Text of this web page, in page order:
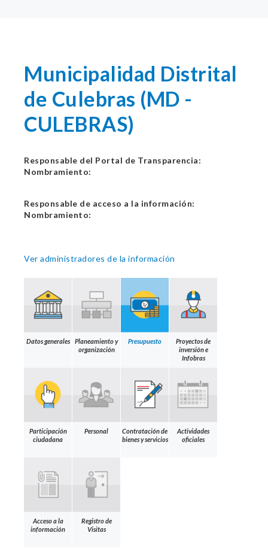
Municipalidad Distrital
de Culebras (MD -
CULEBRAS)
Responsable del Portal de Transparencia:
Nombramiento:
Responsable de acceso a la información:
Nombramiento:
Ver administradores de la información
Datos generales
Planeamiento y
organización
Presupuesto
Proyectos de
inversión e
Infobras
Participación
ciudadana
Personal
Contratación de
bienes y servicios
Actividades
oficiales
Acceso a la
información
Registro de
Visitas